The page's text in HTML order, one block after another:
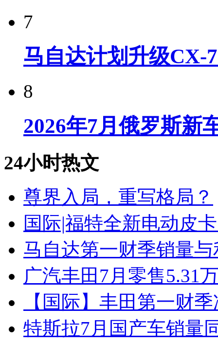
7
马自达计划升级CX-
8
2026年7月俄罗斯新
24小时热文
尊界入局，重写格局？
国际|福特全新电动皮
马自达第一财季销量
广汽丰田7月零售5.31
【国际】丰田第一财
特斯拉7月国产车销量